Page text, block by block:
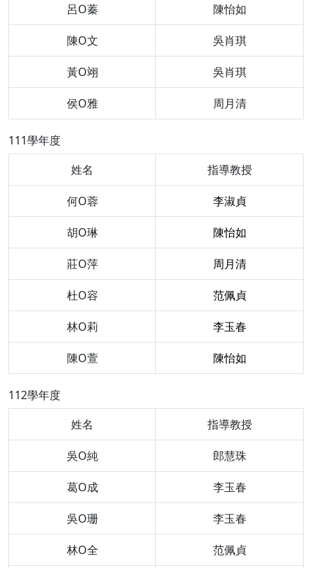
呂O蓁 陳怡如
陳O文 吳肖琪
黃O翊 吳肖琪
侯O雅 周月清
111學年度
姓名
指導教授
何O蓉 李淑貞
胡O琳 陳怡如
莊O萍 周月清
杜O容 范佩貞
林O莉 李玉春
陳O萱 陳怡如
112學年度
姓名
指導教授
吳O純 郎慧珠
葛O成 李玉春
吳O珊 李玉春
林O全 范佩貞